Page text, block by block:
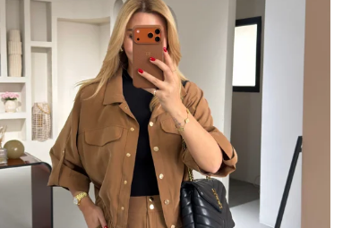
Kampanya, duyuru ve bilgilendirmelerden E-Posta,
WhatsApp ve SMS yoluyla haberdar olmak istediğimi
belirtiyorum. Aydınlatma metni için tıklayın.